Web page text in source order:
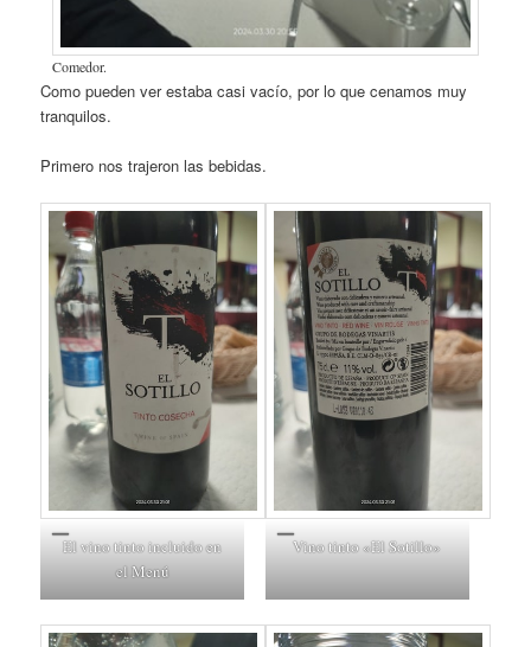
Comedor.
Como pueden ver estaba casi vacío, por lo que cenamos muy
tranquilos.
Primero nos trajeron las bebidas.
El vino tinto incluido en
el Menú
Vino tinto «El Sotillo»